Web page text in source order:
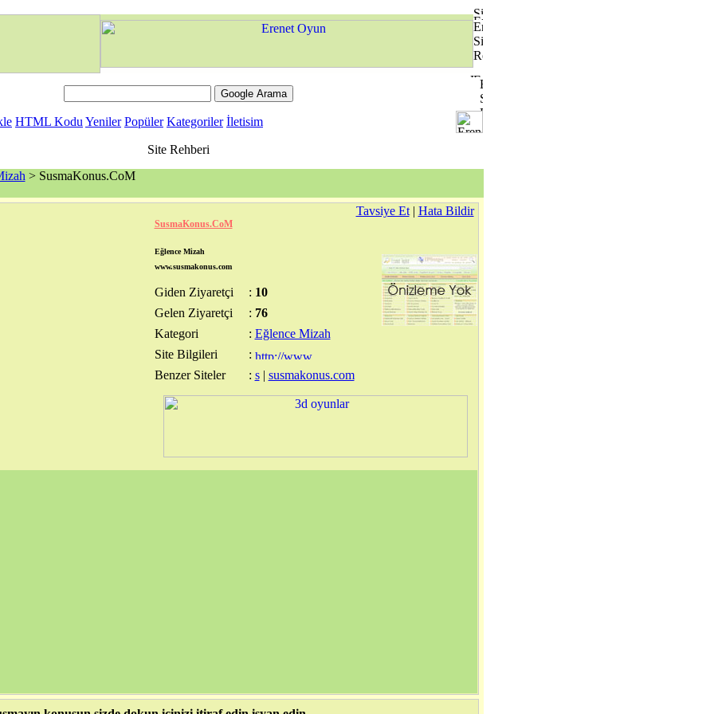
HTML Kodu Yeniler Popüler Kategoriler İletisim
Site Rehberi
> SusmaKonus.CoM
Tavsiye Et| Hata Bildir
SusmaKonus.CoM
Eğlence Mizah
www.susmakonus.com
Giden Ziyaretçi : 10
Gelen Ziyaretçi
: 76
Kategori
: Eğlence Mizah
Site Bilgileri
:
Benzer Siteler
: s| susmakonus.com